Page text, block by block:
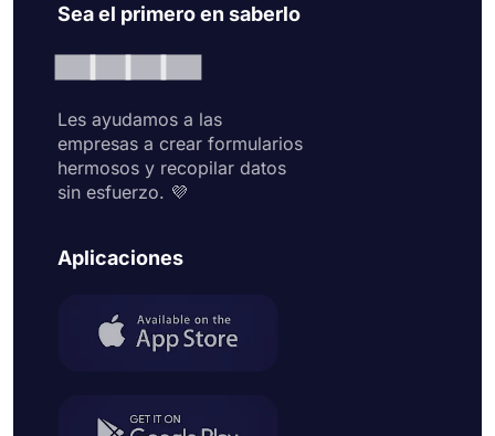
Sea el primero en saberlo
Les ayudamos a las
empresas a crear formularios
hermosos y recopilar datos
sin esfuerzo. 💜
Aplicaciones